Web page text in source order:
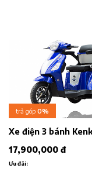
trả góp 0%
Xe điện 3 bánh
17,900,000 đ
Ưu đãi: